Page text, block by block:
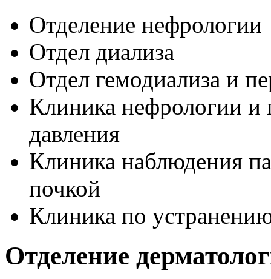
Отделение нефрологии
Отдел диализа
Отдел гемодиализа и
Клиника нефрологии и
давления
Клиника наблюдения
почкой
Клиника по
Отделение